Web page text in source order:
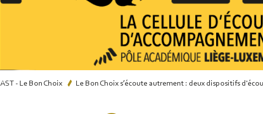
- Le Bon Choix Le Bon Choix s’écoute autrement : deux dispositifs